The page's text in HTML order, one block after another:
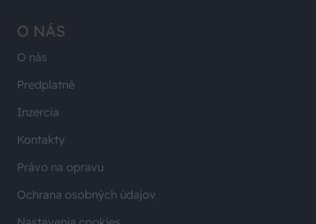
O NÁS
O nás
Predplatné
Inzercia
Kontakty
Právo na opravu
Ochrana osobných údajov